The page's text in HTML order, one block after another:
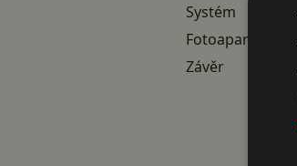
Systém
Fotoaparát
Závěr